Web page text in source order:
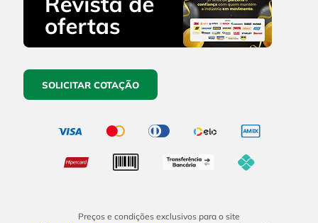
SOLICITAR COTAÇÃO
Preços e condições exclusivos para o site